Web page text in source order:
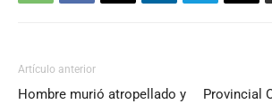
Artículo anterior
Hombre murió atropellado y
Provincial